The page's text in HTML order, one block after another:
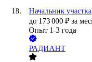
Начальник участка
до 173 000 ₽ за
Опыт 1-3 года
РАДИАНТ